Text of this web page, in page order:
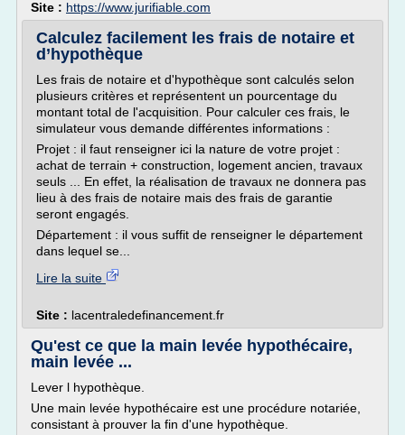
Site : https://www.jurifiable.com
Calculez facilement les frais de notaire et
d’hypothèque
Les frais de notaire et d'hypothèque sont calculés selon
plusieurs critères et représentent un pourcentage du
montant total de l'acquisition. Pour calculer ces frais, le
simulateur vous demande différentes informations :
Projet : il faut renseigner ici la nature de votre projet :
achat de terrain + construction, logement ancien, travaux
seuls ... En effet, la réalisation de travaux ne donnera pas
lieu à des frais de notaire mais des frais de garantie
seront engagés.
Département : il vous suffit de renseigner le département
dans lequel se...
Lire la suite
Site : lacentraledefinancement.fr
Qu'est ce que la main levée hypothécaire,
main levée ...
Lever l hypothèque.
Une main levée hypothécaire est une procédure notariée,
consistant à prouver la fin d'une hypothèque.